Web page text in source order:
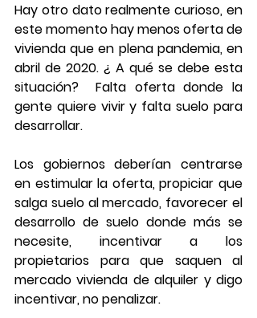
Hay otro dato realmente curioso, en
este momento hay menos oferta de
vivienda que en plena pandemia, en
abril de 2020. ¿ A qué se debe esta
situación?  Falta oferta donde la
gente quiere vivir y falta suelo para
desarrollar.
Los gobiernos deberían centrarse
en estimular la oferta, propiciar que
salga suelo al mercado, favorecer el
desarrollo de suelo donde más se
necesite, incentivar a los
propietarios para que saquen al
mercado vivienda de alquiler y digo
incentivar, no penalizar.